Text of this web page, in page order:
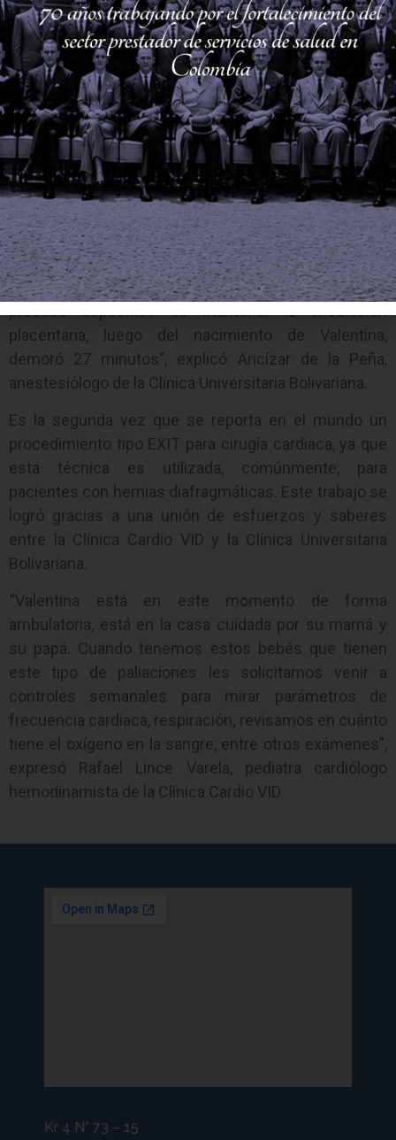
obstetricia, cuidado intensivo neonatal y
cardiovascular pediátrico, anestesiólogos obstétricos
y cardiovasculares, cirugía cardiovascular y pediatras
cardiólogos intervencionistas.
“No es fácil predecir cuánto tiempo podíamos
mantener la circulación placentaria, porque lo natural
es que cuando un bebé nace la placenta empiece a
desprenderse del útero, entonces aquí había que
mantener esa conexión el mayor tiempo posible,
teníamos que estar sincronizados los diferentes
especialistas e interactuar de manera ágil. Esta
cirugía demoró en total más de 3 horas, pero el
proceso específico de mantener la circulación
placentaria, luego del nacimiento de Valentina,
demoró 27 minutos”, explicó Ancízar de la Peña,
anestesiólogo de la Clínica Universitaria Bolivariana.
Es la segunda vez que se reporta en el mundo un
procedimiento tipo EXIT para cirugía cardiaca, ya que
esta técnica es utilizada, comúnmente, para
pacientes con hernias diafragmáticas. Este trabajo se
logró gracias a una unión de esfuerzos y saberes
entre la Clínica Cardio VID y la Clínica Universitaria
Bolivariana.
“Valentina está en este momento de forma
ambulatoria, está en la casa cuidada por su mamá y
su papá. Cuando tenemos estos bebés que tienen
este tipo de paliaciones les solicitamos venir a
controles semanales para mirar parámetros de
frecuencia cardiaca, respiración, revisamos en cuánto
tiene el oxígeno en la sangre, entre otros exámenes”,
expresó Rafael Lince Varela, pediatra cardiólogo
hemodinamista de la Clínica Cardio VID.
Kr 4 N° 73 – 15